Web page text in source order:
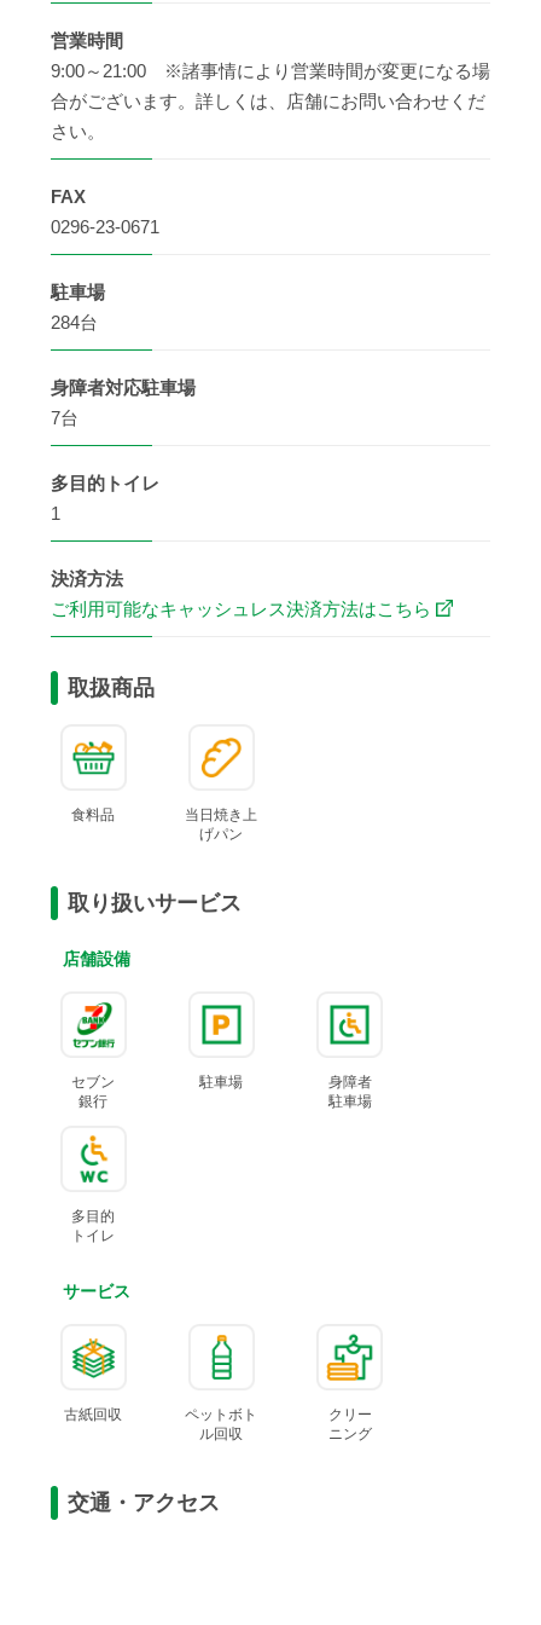
営業時間
9:00～21:00 ※諸事情により営業時間が変更になる場
合がございます。詳しくは、店舗にお問い合わせくだ
さい。
FAX
0296-23-0671
駐車場
284台
身障者対応駐車場
7台
多目的 トイレ
1
決済方法
ご利用可能なキャッシュレス決済方法はこちら
取扱商品
食料品
当日焼き上
げパン
取り扱いサービス
店舗設備
セブン
銀行
駐車場
身障者
駐車場
多目的
トイレ
サービス
古紙回収
ペットボト
ル回収
クリー
ニング
交通・アクセス